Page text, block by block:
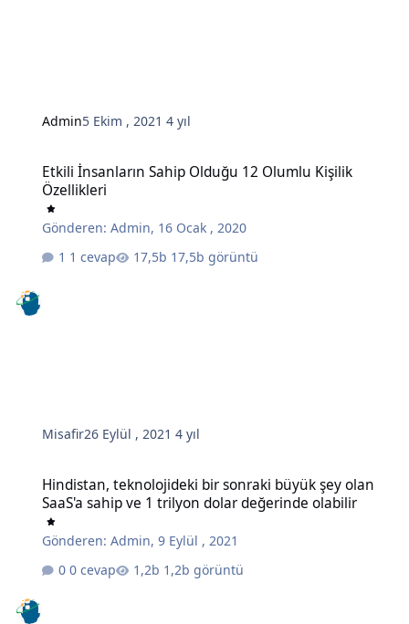
Admin5 Ekim , 20214 yıl
Etkili İnsanların Sahip Olduğu 12 Olumlu Kişilik
Özellikleri
Gönderen:Admin, 16 Ocak , 2020
1 cevap
17,5b görüntü
Misafir26 Eylül , 20214 yıl
Hindistan, teknolojideki bir sonraki büyük şey olan
SaaS'a sahip ve 1 trilyon dolar değerinde olabilir
Gönderen:Admin,9 Eylül , 2021
0 cevap
1,2b görüntü